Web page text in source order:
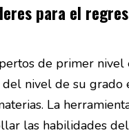
para el
de primer nivel
nivel de su grado
La
las habilidades